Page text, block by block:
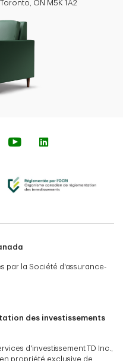
ON M5K 1A2
par la Société d'assurance-
des investissements
d'investissement TD Inc.,
propriété exclusive de